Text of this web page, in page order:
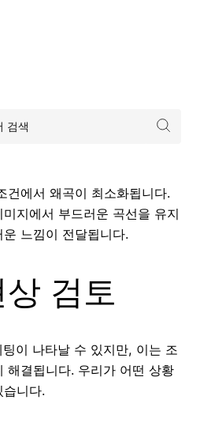
건에서 왜곡이 최소화됩니다.
지에서 부드러운 곡선을 유지
느낌이 전달됩니다.
검토
이 나타날 수 있지만, 이는 조
해결됩니다. 우리가 어떤 상황
니다.